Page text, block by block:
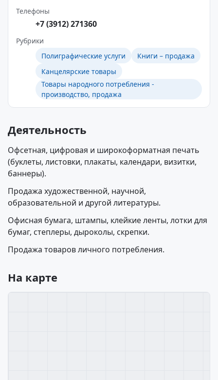
Телефоны
+7 (3912) 271360
Рубрики
Полиграфические услуги
Книги – продажа
Канцелярские товары
Товары народного потребления -
производство, продажа
Деятельность
Офсетная, цифровая и широкоформатная печать
(буклеты, листовки, плакаты, календари, визитки,
баннеры).
Продажа художественной, научной,
образовательной и другой литературы.
Офисная бумага, штампы, клейкие ленты, лотки для
бумаг, степлеры, дыроколы, скрепки.
Продажа товаров личного потребления.
На карте